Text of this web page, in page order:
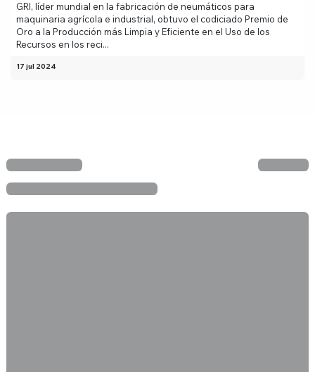
GRI, líder mundial en la fabricación de neumáticos para
maquinaria agrícola e industrial, obtuvo el codiciado Premio de
Oro a la Producción más Limpia y Eficiente en el Uso de los
Recursos en los reci...
17 jul 2024